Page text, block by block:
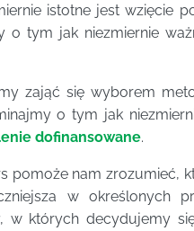
istotne jest wzięcie
o tym jak niezmiernie
zająć się wyborem
o tym jak
dofinansowane.
pomoże nam zrozumieć,
w określonych
w których decydujemy